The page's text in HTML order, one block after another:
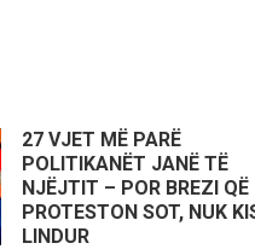
27 VJET MË PARË
POLITIKANËT JANË TË
NJËJTIT – POR BREZI QË
PROTESTON SOT, NUK
LINDUR